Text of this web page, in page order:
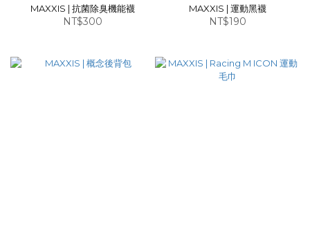
MAXXIS | 抗菌除臭機能襪
NT$300
MAXXIS | 運動黑襪
NT$190